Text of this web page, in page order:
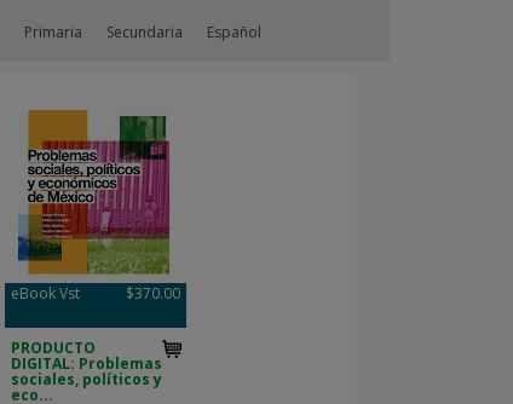
Primaria Secundaria Español
eBook Vst $370.00
PRODUCTO
DIGITAL: Problemas
sociales, políticos y
eco...